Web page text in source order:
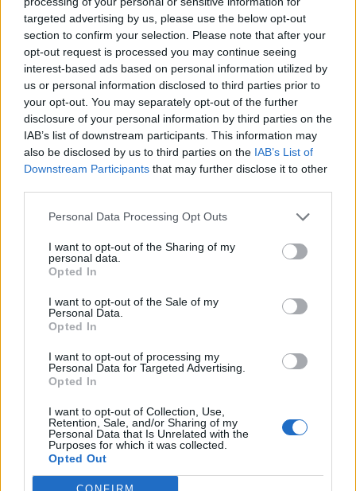
targeted advertising by us, please use the below opt-out
section to confirm your selection. Please note that after your
opt-out request is processed you may continue seeing
interest-based ads based on personal information utilized by
us or personal information disclosed to third parties prior to
your opt-out. You may separately opt-out of the further
disclosure of your personal information by third parties on the
IAB’s list of downstream participants. This information may
also be disclosed by us to third parties on the IAB’s List of
Downstream Participants that may further disclose it to other
Personal Data Processing Opt Outs
I want to opt-out of the Sharing of my
personal data.
Opted In
I want to opt-out of the Sale of my
Personal Data.
Opted In
I want to opt-out of processing my
Personal Data for Targeted Advertising.
Opted In
I want to opt-out of Collection, Use,
Retention, Sale, and/or Sharing of my
Personal Data that Is Unrelated with the
Purposes for which it was collected.
Opted Out
κατασκευάστηκε πριν από περίπου έναν χρόνο
αλλά από ελάχιστο προσωπικό. Με βάση τους
υπολογισμούς απαιτούνται τουλάχιστον 9
εξειδικευμένοι υπάλληλοι για να δημιουργούν
τα φαρμακευτικά σχήματα ενώ σήμερα μόνο 3
άτομα πραγματοποιούν τις 30 και μάλιστα σε μη
ειδικά διαμορφωμένο χώρο.
ΔΙΑΒΑΣΤΕ ΕΠΙΣΗΣ:
του ΕΟΠΥΥ! Πως θα γίνουν οι μετακινήσεις-
απολύσεις
Ανοίγει η πόρτα για ιδιωτικά ιατρεία στους
γιατρούς του ΕΣΥ! Πράσινο φως Άδωνι
Θα κλείσουν ή όχι μονάδες Υγείας του ΕΟΠΥΥ; Τι
είπε ο Άδωνις
Αλλάζουν όλα και στα νοσοκομεία! Έρχεται νέο